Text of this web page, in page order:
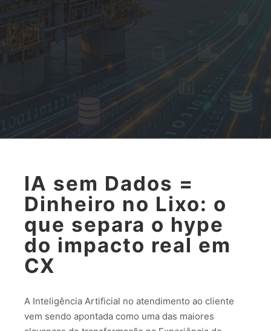
IA sem Dados =
Dinheiro no Lixo: o
que separa o hype
do impacto real em
CX
A Inteligência Artificial no atendimento ao cliente
vem sendo apontada como uma das maiores